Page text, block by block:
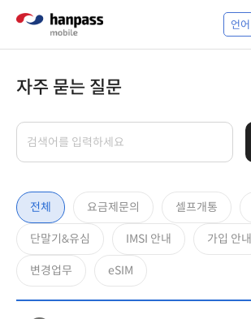
자주 묻는 질문
전체 요금제문의 셀프개통
단말기&유심 IMSI 안내 가입 안내
변경업무 eSIM